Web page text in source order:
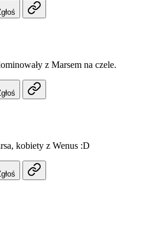
z Marsem na czele.
kobiety z Wenus :D